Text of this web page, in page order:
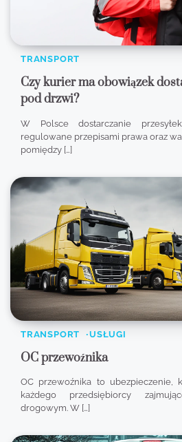
TRANSPORT
Czy kurier ma obowiązek
pod drzwi?
W Polsce dostarczanie
regulowane przepisami prawa oraz
pomiędzy […]
TRANSPORT USŁUGI
OC przewoźnika
OC przewoźnika to ubezpieczenie,
każdego przedsiębiorcy
drogowym. W […]